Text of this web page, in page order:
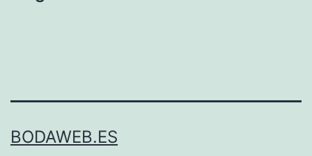
BODAWEB.ES